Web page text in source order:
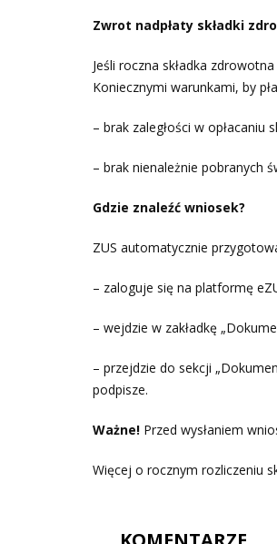
Zwrot nadpłaty składki
Jeśli roczna składka
Koniecznymi warunkami, by
– brak zaległości w opłacaniu
– brak nienależnie pobranych
Gdzie znaleźć wniosek?
ZUS automatycznie
– zaloguje się na platformę
– wejdzie w zakładkę
– przejdzie do sekcji
podpisze.
Ważne! Przed wysłaniem
Więcej o rocznym rozliczeniu